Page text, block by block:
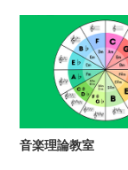
音楽理論教室